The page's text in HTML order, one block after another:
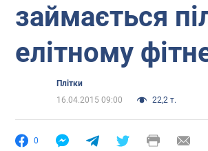
займається
елітному
Плітки
16.04.2015 09:00
22,2 т.
0